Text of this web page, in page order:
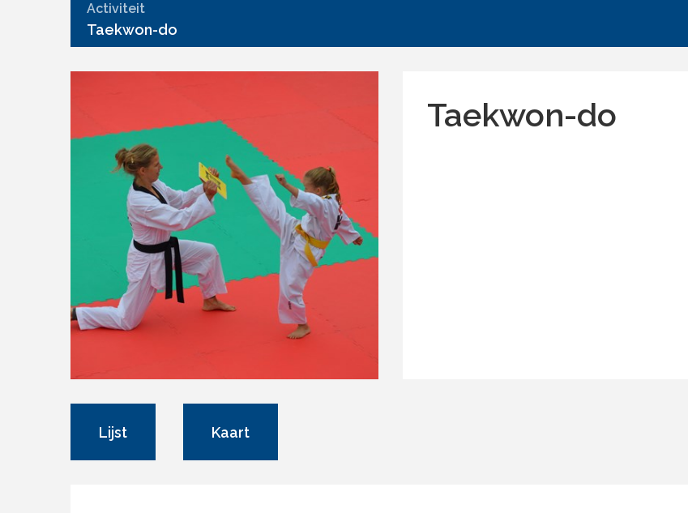
Activiteit
Taekwon-do
Taekwon-do
Lijst Kaart